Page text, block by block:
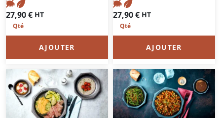
27,90€ HT
AJOUTER
27,90€ HT
AJOUTER